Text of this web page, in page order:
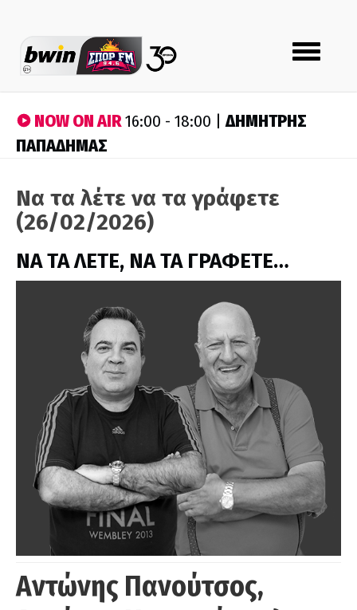
Toggle
navigation
NOW ON AIR16:00 - 18:00 |ΔΗΜΗΤΡΗΣ
ΠΑΠΑΔΗΜΑΣ
Να τα λέτε να τα γράφετε
(26/02/2026)
ΝΑ ΤΑ ΛΕΤΕ, ΝΑ ΤΑ ΓΡΑΦΕΤΕ…
Αντώνης Πανούτσος,